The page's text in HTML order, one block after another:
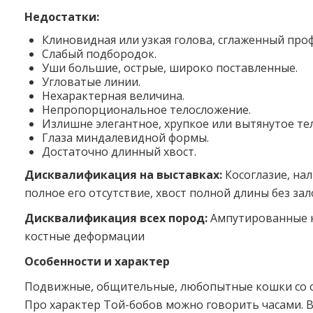
Недостатки:
Клиновидная или узкая голова, сглаженный
Слабый подбородок.
Уши большие, острые, широко поставленные.
Угловатые линии.
Нехарактерная величина.
Непропорциональное телосложение.
Излишне элегантное, хрупкое или вытянутое
Глаза миндалевидной формы.
Достаточно длинный хвост.
Дисквалификация на выставках: Косоглазие,
полное его отсутствие, хвост полной длины без
Дисквалификация всех пород:Ампутированные
костные деформации
Особенности и характер
Подвижные, общительные, любопытные кошки со
Про характер Той-бобов можно говорить часами.